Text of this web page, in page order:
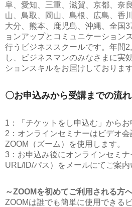
阜、愛知、三重、滋賀、京都、奈
山、鳥取、岡山、島根、広島、香
大分、熊本、鹿児島、沖縄、全国
ョンアップとコミュニケーション
行うビジネススクールです。年間
し、ビジネスマンのみなさまに実
ションスキルをお届けしております
〇お申込みから受講までの流れ
1：「チケットをし申込む」からお
2：オンラインセミナーはビデオ
ZOOM（ズーム）を使用します。
3：お申込み後にオンラインセミ
URL/ID/パス）をメールにてご案内
～ZOOMを初めてご利用される方
ZOOMは誰でも簡単に使用できる